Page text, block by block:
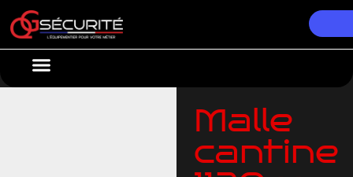
Malle
cantine